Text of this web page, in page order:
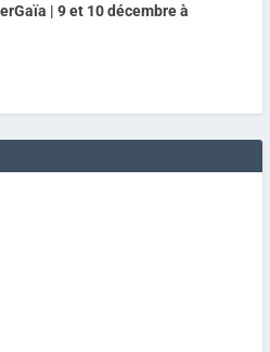
| 9 et 10 décembre à